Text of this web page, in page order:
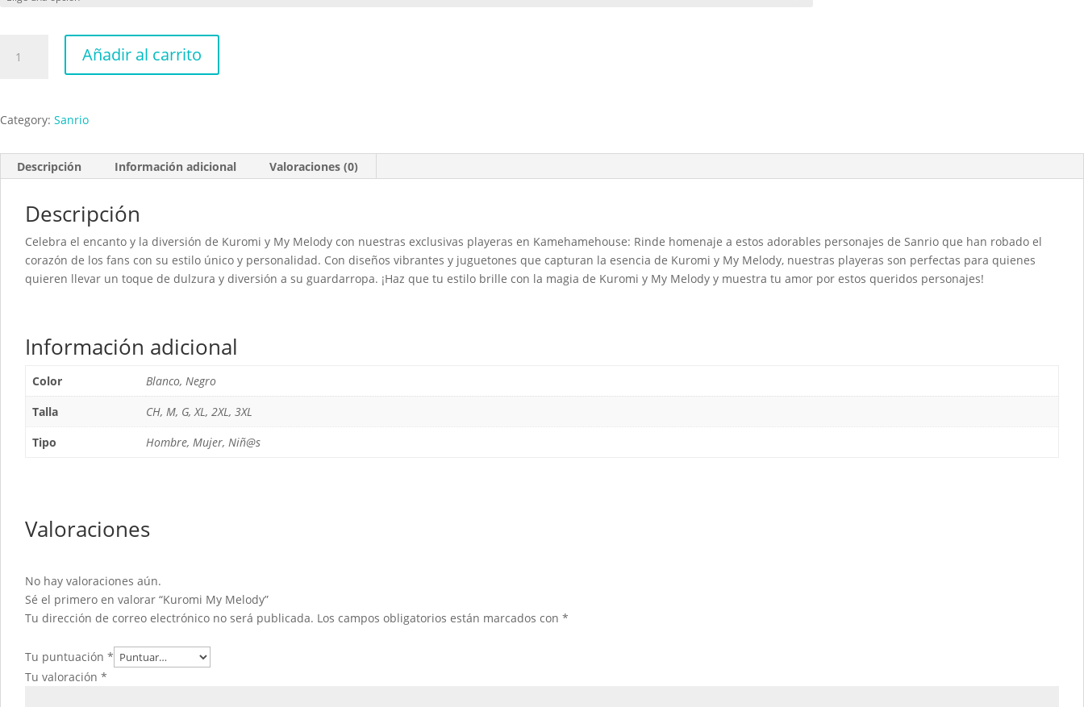
Añadir al carrito
Category: Sanrio
Descripción Información adicional Valoraciones (0)
Descripción
Celebra el encanto y la diversión de Kuromi y My Melody con nuestras exclusivas playeras en Kamehamehouse: Rinde homenaje a estos adorables personajes de Sanrio que han robado el
corazón de los fans con su estilo único y personalidad. Con diseños vibrantes y juguetones que capturan la esencia de Kuromi y My Melody, nuestras playeras son perfectas para quienes
quieren llevar un toque de dulzura y diversión a su guardarropa. ¡Haz que tu estilo brille con la magia de Kuromi y My Melody y muestra tu amor por estos queridos personajes!
Información adicional
Color
Blanco, Negro
Talla
CH, M, G, XL, 2XL, 3XL
Tipo
Hombre, Mujer, Niñ@s
Valoraciones
No hay valoraciones aún.
Sé el primero en valorar “Kuromi My Melody”
Tu dirección de correo electrónico no será publicada. Los campos obligatorios están marcados con *
Tu puntuación *
Tu valoración *